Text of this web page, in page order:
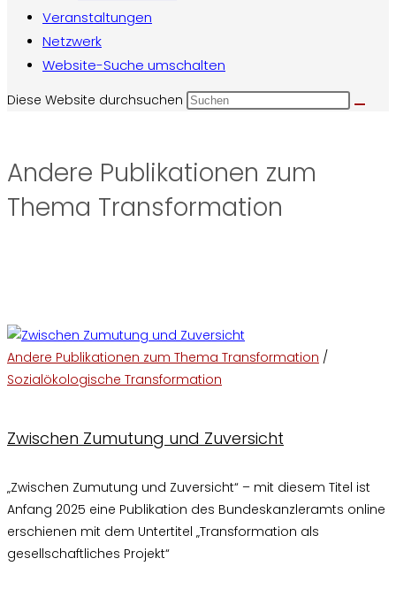
Veranstaltungen
Netzwerk
Website-Suche umschalten
Diese Website durchsuchen
Andere Publikationen zum
Thema Transformation
Andere Publikationen zum Thema Transformation /
Sozialökologische Transformation
Zwischen Zumutung und Zuversicht
„Zwischen Zumutung und Zuversicht“ – mit diesem Titel ist
Anfang 2025 eine Publikation des Bundeskanzleramts online
erschienen mit dem Untertitel „Transformation als
gesellschaftliches Projekt“